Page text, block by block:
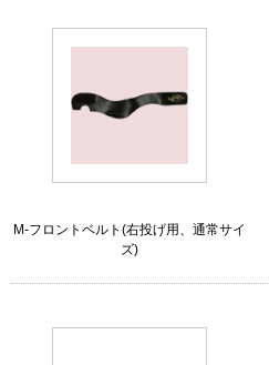
M-フロントベルト(右投げ用、通常サイ
ズ)